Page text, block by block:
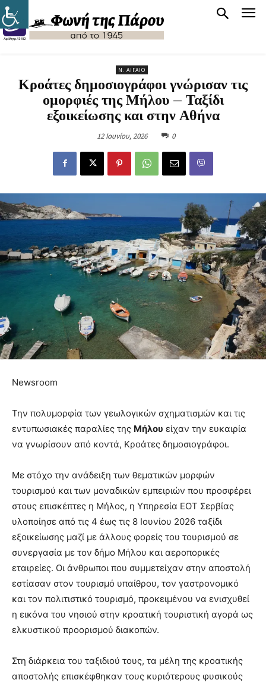
Ν. ΑΙΓΑΊΟ
Κροάτες δημοσιογράφοι γνώρισαν τις
ομορφιές της Μήλου – Ταξίδι
εξοικείωσης και στην Αθήνα
12 Ιουνίου, 2026 0
Newsroom
Την πολυμορφία των γεωλογικών σχηματισμών και τις
εντυπωσιακές παραλίες της Μήλου είχαν την ευκαιρία
να γνωρίσουν από κοντά, Κροάτες δημοσιογράφοι.
Με στόχο την ανάδειξη των θεματικών μορφών
τουρισμού και των μοναδικών εμπειριών που προσφέρει
στους επισκέπτες η Μήλος, η Υπηρεσία ΕΟΤ Σερβίας
υλοποίησε από τις 4 έως τις 8 Ιουνίου 2026 ταξίδι
εξοικείωσης μαζί με άλλους φορείς του τουρισμού σε
συνεργασία με τον δήμο Μήλου και αεροπορικές
εταιρείες. Οι άνθρωποι που συμμετείχαν στην αποστολή
εστίασαν στον τουρισμό υπαίθρου, τον γαστρονομικό
και τον πολιτιστικό τουρισμό, προκειμένου να ενισχυθεί
η εικόνα του νησιού στην κροατική τουριστική αγορά ως
ελκυστικού προορισμού διακοπών.
Στη διάρκεια του ταξιδιού τους, τα μέλη της κροατικής
αποστολής επισκέφθηκαν τους κυριότερους φυσικούς